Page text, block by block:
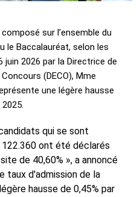
sur l’ensemble du
le Baccalauréat, selon les
2026 par la Directrice de
(DECO), Mme
une légère hausse
qui se sont
ont été déclarés
de 40,60% », a annoncé
taux d'admission de la
hausse de 0,45% par